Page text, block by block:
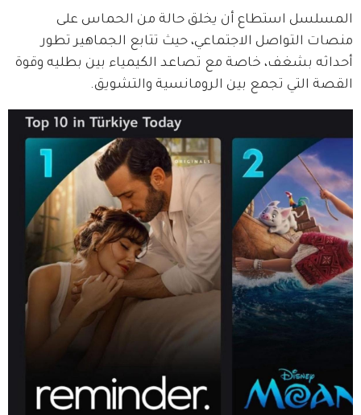
المسلسل استطاع أن يخلق حالة من الحماس على
منصات التواصل الاجتماعي، حيث تتابع الجماهير تطور
أحداثه بشغف، خاصة مع تصاعد الكيمياء بين بطليه وقوة
القصة التي تجمع بين الرومانسية والتشويق.